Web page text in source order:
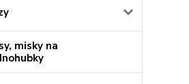
misky na